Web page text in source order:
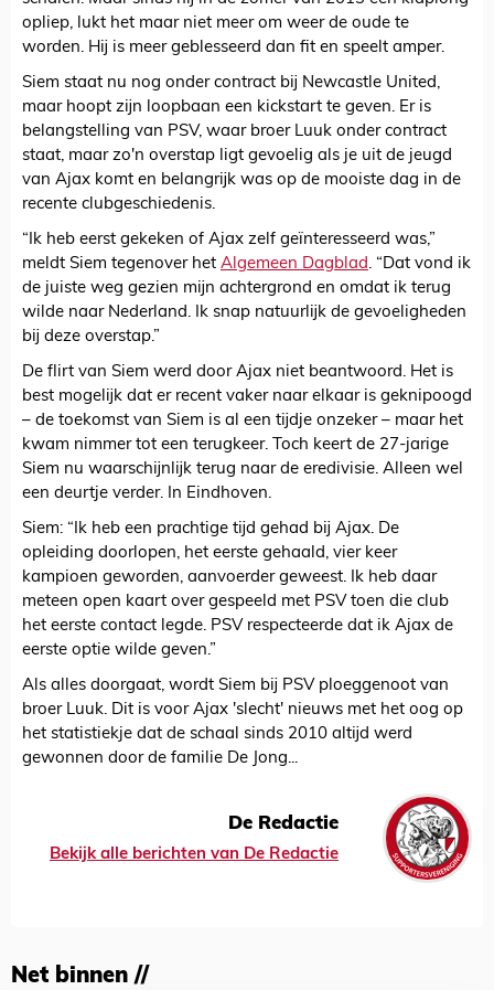
opliep, lukt het maar niet meer om weer de oude te
worden. Hij is meer geblesseerd dan fit en speelt amper.
Siem staat nu nog onder contract bij Newcastle United,
maar hoopt zijn loopbaan een kickstart te geven. Er is
belangstelling van PSV, waar broer Luuk onder contract
staat, maar zo'n overstap ligt gevoelig als je uit de jeugd
van Ajax komt en belangrijk was op de mooiste dag in de
recente clubgeschiedenis.
“Ik heb eerst gekeken of Ajax zelf geïnteresseerd was,”
meldt Siem tegenover het Algemeen Dagblad. “Dat vond ik
de juiste weg gezien mijn achtergrond en omdat ik terug
wilde naar Nederland. Ik snap natuurlijk de gevoeligheden
bij deze overstap.”
De flirt van Siem werd door Ajax niet beantwoord. Het is
best mogelijk dat er recent vaker naar elkaar is geknipoogd
– de toekomst van Siem is al een tijdje onzeker – maar het
kwam nimmer tot een terugkeer. Toch keert de 27-jarige
Siem nu waarschijnlijk terug naar de eredivisie. Alleen wel
een deurtje verder. In Eindhoven.
Siem: “Ik heb een prachtige tijd gehad bij Ajax. De
opleiding doorlopen, het eerste gehaald, vier keer
kampioen geworden, aanvoerder geweest. Ik heb daar
meteen open kaart over gespeeld met PSV toen die club
het eerste contact legde. PSV respecteerde dat ik Ajax de
eerste optie wilde geven.”
Als alles doorgaat, wordt Siem bij PSV ploeggenoot van
broer Luuk. Dit is voor Ajax 'slecht' nieuws met het oog op
het statistiekje dat de schaal sinds 2010 altijd werd
gewonnen door de familie De Jong...
De Redactie
Bekijk alle berichten van De Redactie
Net binnen //